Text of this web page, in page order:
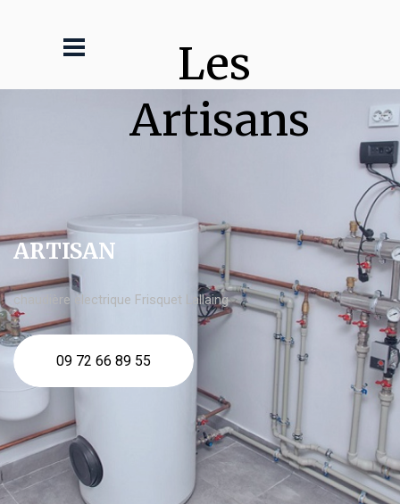
Les
Artisans
ARTISAN
chaudière électrique Frisquet Lallaing
09 72 66 89 55